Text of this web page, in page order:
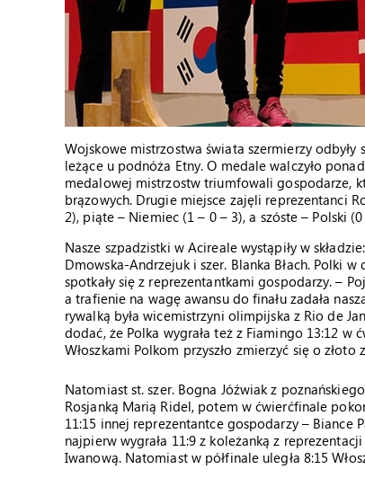
Wojskowe mistrzostwa świata szermierzy odbyły
leżące u podnóża Etny. O medale walczyło
medalowej mistrzostw triumfowali gospodarze,
brązowych. Drugie miejsce zajęli reprezentanci
2), piąte – Niemiec (1 – 0 – 3), a szóste – Polski
Nasze szpadzistki w Acireale wystąpiły w
Dmowska-Andrzejuk i szer. Blanka Błach. Polki
spotkały się z reprezentantkami gospodarzy. –
a trafienie na wagę awansu do finału zadała
rywalką była wicemistrzyni olimpijska z Rio de
dodać, że Polka wygrała też z Fiamingo 13:12
Włoszkami Polkom przyszło zmierzyć się o
Natomiast st. szer. Bogna Jóźwiak z
Rosjanką Marią Ridel, potem w ćwierćfinale
11:15 innej reprezentantce gospodarzy – Biance
najpierw wygrała 11:9 z koleżanką z
Iwanową. Natomiast w półfinale uległa 8:15